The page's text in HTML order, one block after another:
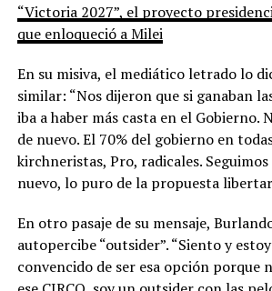
“Victoria 2027”, el proyecto
que enloqueció a Milei
En su misiva, el mediático letrado lo
similar: “Nos dijeron que si ganaban
iba a haber más casta en el Gobierno.
de nuevo. El 70% del gobierno en
kirchneristas, Pro, radicales.
nuevo, lo puro de la propuesta
En otro pasaje de su mensaje,
autopercibe “outsider”. “Siento y
convencido de ser esa opción porque